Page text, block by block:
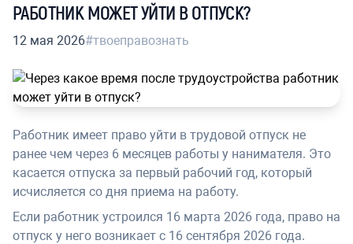
РАБОТНИК МОЖЕТ УЙТИ В ОТПУСК?
12 мая 2026#твоеправознать
Работник имеет право уйти в трудовой отпуск не
ранее чем через 6 месяцев работы у нанимателя. Это
касается отпуска за первый рабочий год, который
исчисляется со дня приема на работу.
Если работник устроился 16 марта 2026 года, право на
отпуск у него возникает с 16 сентября 2026 года.